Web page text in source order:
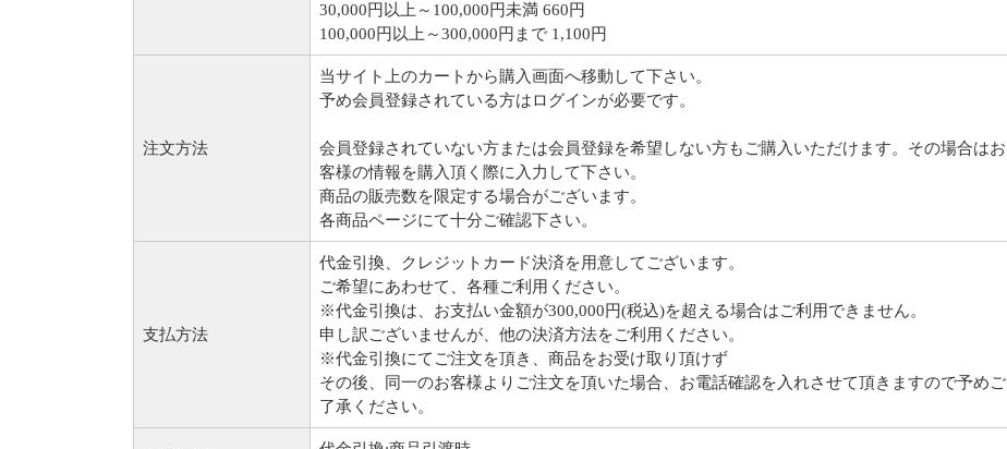
30,000円以上～100,000円未満 660円
100,000円以上～300,000円まで 1,100円
注文方法
当サイト上のカートから購入画面へ移動して下さい。
予め会員登録されている方はログインが必要です。
会員登録されていない方または会員登録を希望しない方もご購入いただけます。その場合はお
客様の情報を購入頂く際に入力して下さい。
商品の販売数を限定する場合がございます。
各商品ページにて十分ご確認下さい。
支払方法
代金引換、クレジットカード決済を用意してございます。
ご希望にあわせて、各種ご利用ください。
※代金引換は、お支払い金額が300,000円(税込)を超える場合はご利用できません。
申し訳ございませんが、他の決済方法をご利用ください。
※代金引換にてご注文を頂き、商品をお受け取り頂けず
その後、同一のお客様よりご注文を頂いた場合、お電話確認を入れさせて頂きますので予めご
了承ください。